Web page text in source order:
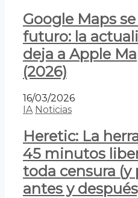
Google Maps
futuro: la
deja a Apple
(2026)
16/03/2026
IA Noticias
Heretic: La
45 minutos
toda censura (y
antes y